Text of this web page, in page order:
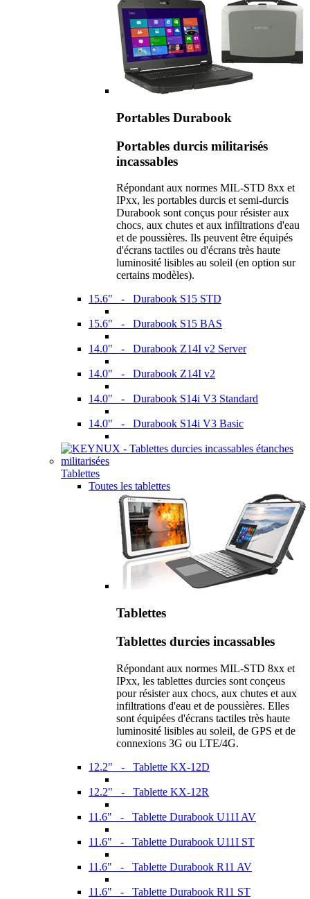
Portables Durabook
Portables durcis militarisés
incassables
Répondant aux normes MIL-STD 8xx et
IPxx, les portables durcis et semi-durcis
Durabook sont conçus pour résister aux
chocs, aux chutes et aux infiltrations d'eau
et de poussières. Ils peuvent être équipés
d'écrans tactiles ou d'écrans très haute
luminosité lisibles au soleil (en option sur
certains modèles).
15.6" - Durabook S15 STD
15.6" - Durabook S15 BAS
14.0" - Durabook Z14I v2 Server
14.0" - Durabook Z14I v2
14.0" - Durabook S14i V3 Standard
14.0" - Durabook S14i V3 Basic
Tablettes
Toutes les tablettes
Tablettes
Tablettes durcies incassables
Répondant aux normes MIL-STD 8xx et
IPxx, les tablettes durcies sont conçeus
pour résister aux chocs, aux chutes et aux
infiltrations d'eau et de poussières. Elles
sont équipées d'écrans tactiles très haute
luminosité lisibles au soleil, de GPS et de
connexions 3G ou LTE/4G.
12.2" - Tablette KX-12D
12.2" - Tablette KX-12R
11.6" - Tablette Durabook U11I AV
11.6" - Tablette Durabook U11I ST
11.6" - Tablette Durabook R11 AV
11.6" - Tablette Durabook R11 ST